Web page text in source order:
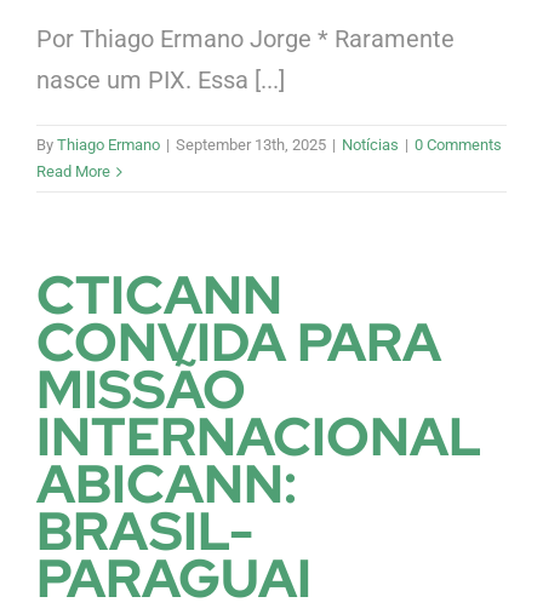
Por Thiago Ermano Jorge * Raramente
nasce um PIX. Essa [...]
By Thiago Ermano | September 13th, 2025 | Notícias | 0 Comments
Read More
CTICANN
CONVIDA PARA
MISSÃO
INTERNACIONAL
ABICANN:
BRASIL-
PARAGUAI